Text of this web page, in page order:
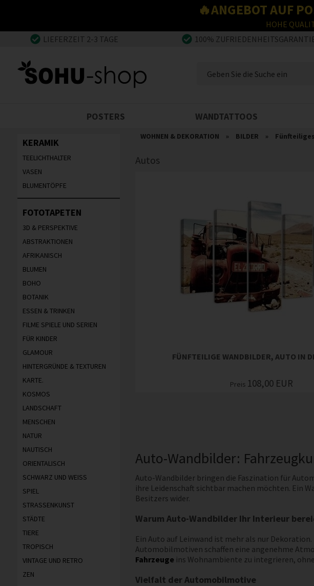
🔥ANGEBOT AUF
HOHE
LIEFERZEIT 2-3 TAGE
100%
POSTERS WANDTATTOOS
KERAMIK
TEELICHTHALTER
VASEN
BLUMENTÖPFE
FOTOTAPETEN
3D & PERSPEKTIVE
ABSTRAKTIONEN
AFRIKANISCH
BLUMEN
BOHO
BOTANIK
ESSEN & TRINKEN
FILME SPIELE UND SERIEN
FÜR KINDER
GLAMOUR
HINTERGRÜNDE & TEXTUREN
KARTE.
KOSMOS
LANDSCHAFT
MENSCHEN
NATUR
NAUTISCH
ORIENTALISCH
SCHWARZ UND WEISS
SPIEL
STRASSENKUNST
STÄDTE
TIERE
TROPISCH
VINTAGE UND RETRO
ZEN
WOHNEN & DEKORATION » BILDER »
Autos
FÜNFTEILIGE WANDBILDER, AUTO IN
Preis 108,00 EUR
Auto-Wandbilder:
Auto-Wandbilder bringen die Faszination für
ihre Leidenschaft sichtbar machen möchten. Ein
Besitzers wider.
Warum Auto-Wandbilder Ihr Interieur
Ein Auto auf Leinwand ist mehr als nur
Automobilmotiven schaffen eine angenehme
Fahrzeuge ins Wohnambiente zu integrieren,
Vielfalt der Automobilmotive